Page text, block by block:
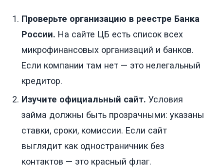
Проверьте организацию в реестре Банка
России. На сайте ЦБ есть список всех
микрофинансовых организаций и банков.
Если компании там нет — это нелегальный
кредитор.
Изучите официальный сайт. Условия
займа должны быть прозрачными: указаны
ставки, сроки, комиссии. Если сайт
выглядит как одностраничник без
контактов — это красный флаг.